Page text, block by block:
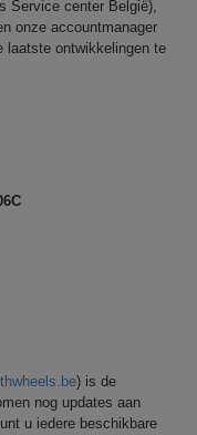
Service center België),
onze accountmanager
laatste ontwikkelingen te
) is de
nog updates aan
u iedere beschikbare